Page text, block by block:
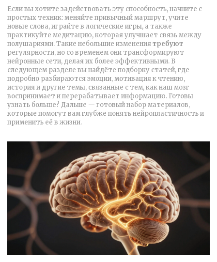
Если вы хотите задействовать эту способность, начните с
простых техник: меняйте привычный маршрут, учите
новые слова, играйте в логические игры, а также
практикуйте медитацию, которая улучшает связь между
полушариями. Такие небольшие изменениятребуют
регулярности, но со временем они трансформируют
нейронные сети, делая их более эффективными. В
следующем разделе вы найдёте подборку статей, где
подробно разбираются эмоции, мотивация к чтению,
история и другие темы, связанные с тем, как наш мозг
воспринимает и перерабатывает информацию. Готовы
узнать больше? Дальше — готовый набор материалов,
которые помогут вам глубже понять нейропластичность и
применить её в жизни.